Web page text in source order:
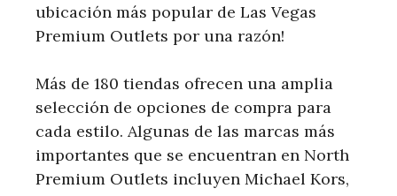
ubicación más popular de Las Vegas
Premium Outlets por una razón!
Más de 180 tiendas ofrecen una amplia
selección de opciones de compra para
cada estilo. Algunas de las marcas más
importantes que se encuentran en North
Premium Outlets incluyen Michael Kors,